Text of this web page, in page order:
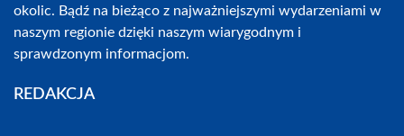
okolic. Bądź na bieżąco z najważniejszymi wydarzeniami w
naszym regionie dzięki naszym wiarygodnym i
sprawdzonym informacjom.
REDAKCJA